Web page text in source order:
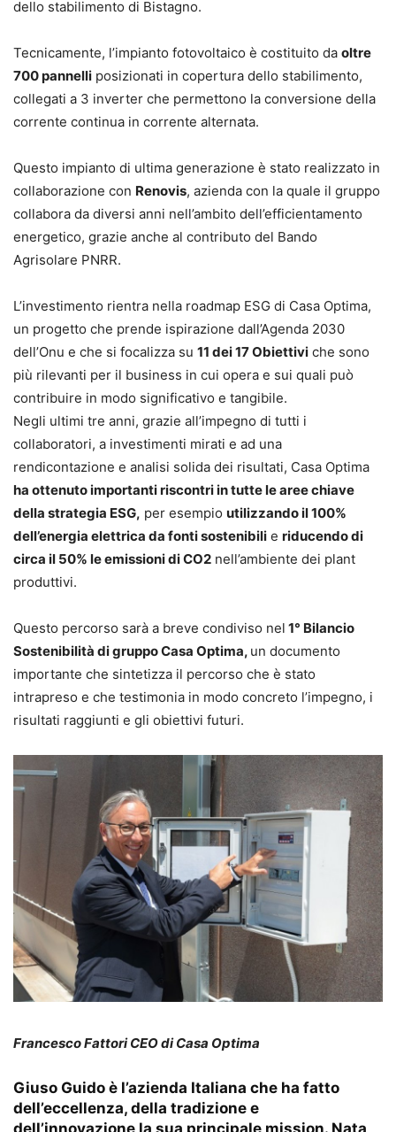
dello stabilimento di Bistagno.
Tecnicamente, l’impianto fotovoltaico è costituito da oltre
700 pannelli posizionati in copertura dello stabilimento,
collegati a 3 inverter che permettono la conversione della
corrente continua in corrente alternata.
Questo impianto di ultima generazione è stato realizzato in
collaborazione con Renovis, azienda con la quale il gruppo
collabora da diversi anni nell’ambito dell’efficientamento
energetico, grazie anche al contributo del Bando
Agrisolare PNRR.
L’investimento rientra nella roadmap ESG di Casa Optima,
un progetto che prende ispirazione dall’Agenda 2030
dell’Onu e che si focalizza su 11 dei 17 Obiettivi che sono
più rilevanti per il business in cui opera e sui quali può
contribuire in modo significativo e tangibile.
Negli ultimi tre anni, grazie all’impegno di tutti i
collaboratori, a investimenti mirati e ad una
rendicontazione e analisi solida dei risultati, Casa Optima
ha ottenuto importanti riscontri in tutte le aree chiave
della strategia ESG, per esempio utilizzando il 100%
dell’energia elettrica da fonti sostenibili e riducendo di
circa il 50% le emissioni di CO2 nell’ambiente dei plant
produttivi.
Questo percorso sarà a breve condiviso nel 1° Bilancio
Sostenibilità di gruppo Casa Optima, un documento
importante che sintetizza il percorso che è stato
intrapreso e che testimonia in modo concreto l’impegno, i
risultati raggiunti e gli obiettivi futuri.
Francesco Fattori CEO di Casa Optima
Giuso Guido è l’azienda Italiana che ha fatto
dell’eccellenza, della tradizione e
dell’innovazione la sua principale mission. Nata